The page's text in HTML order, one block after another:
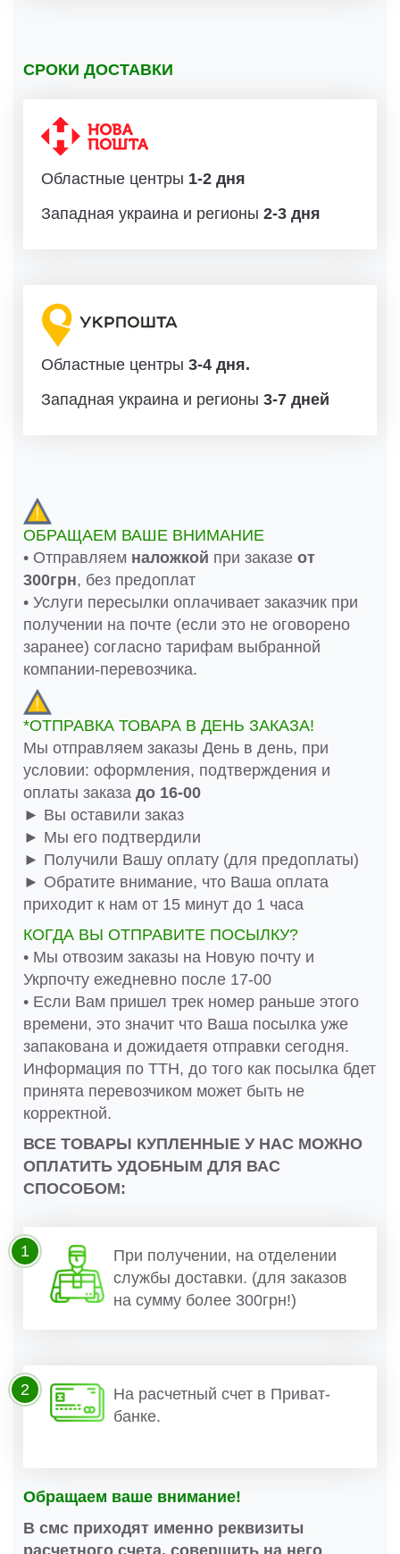
СРОКИ ДОСТАВКИ
Областные центры 1-2 дня
Западная украина и регионы 2-3 дня
Областные центры 3-4 дня.
Западная украина и регионы 3-7 дней
ОБРАЩАЕМ ВАШЕ ВНИМАНИЕ
• Отправляем наложкой при заказе от
300грн, без предоплат
• Услуги пересылки оплачивает заказчик при
получении на почте (если это не оговорено
заранее) согласно тарифам выбранной
компании-перевозчика.
*ОТПРАВКА ТОВАРА В ДЕНЬ ЗАКАЗА!
Мы отправляем заказы День в день, при
условии: оформления, подтверждения и
оплаты заказа до 16-00
► Вы оставили заказ
► Мы его подтвердили
► Получили Вашу оплату (для предоплаты)
► Обратите внимание, что Ваша оплата
приходит к нам от 15 минут до 1 часа
КОГДА ВЫ ОТПРАВИТЕ ПОСЫЛКУ?
• Мы отвозим заказы на Новую почту и
Укрпочту ежедневно после 17-00
• Если Вам пришел трек номер раньше этого
времени, это значит что Ваша посылка уже
запакована и дожидаетя отправки сегодня.
Информация по ТТН, до того как посылка бдет
принята перевозчиком может быть не
корректной.
ВСЕ ТОВАРЫ КУПЛЕННЫЕ У НАС МОЖНО
ОПЛАТИТЬ УДОБНЫМ ДЛЯ ВАС
СПОСОБОМ:
При получении, на отделении
службы доставки. (для заказов
на сумму более 300грн!)
1
На расчетный счет в Приват-
банке.
2
Обращаем ваше внимание!
В смс приходят именно реквизиты